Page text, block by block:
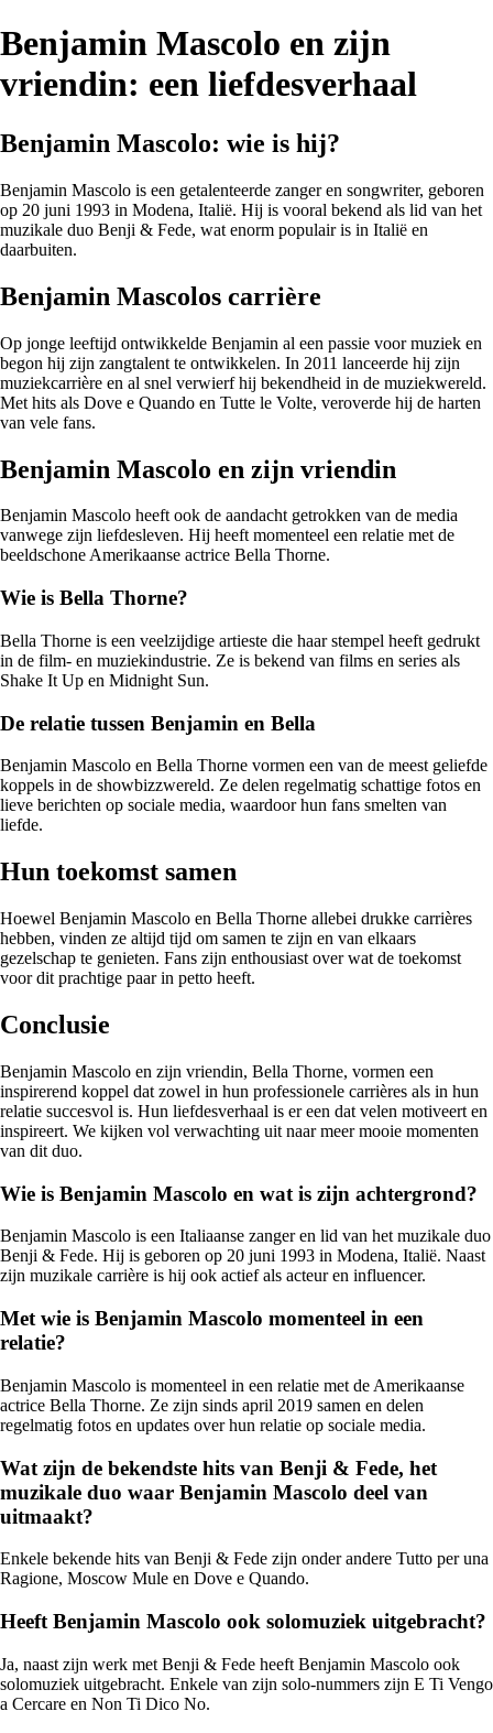
Benjamin Mascolo en zijn
vriendin: een liefdesverhaal
Benjamin Mascolo: wie is hij?
Benjamin Mascolo is een getalenteerde zanger en songwriter, geboren
op 20 juni 1993 in Modena, Italië. Hij is vooral bekend als lid van het
muzikale duo Benji & Fede, wat enorm populair is in Italië en
daarbuiten.
Benjamin Mascolos carrière
Op jonge leeftijd ontwikkelde Benjamin al een passie voor muziek en
begon hij zijn zangtalent te ontwikkelen. In 2011 lanceerde hij zijn
muziekcarrière en al snel verwierf hij bekendheid in de muziekwereld.
Met hits als Dove e Quando en Tutte le Volte, veroverde hij de harten
van vele fans.
Benjamin Mascolo en zijn vriendin
Benjamin Mascolo heeft ook de aandacht getrokken van de media
vanwege zijn liefdesleven. Hij heeft momenteel een relatie met de
beeldschone Amerikaanse actrice Bella Thorne.
Wie is Bella Thorne?
Bella Thorne is een veelzijdige artieste die haar stempel heeft gedrukt
in de film- en muziekindustrie. Ze is bekend van films en series als
Shake It Up en Midnight Sun.
De relatie tussen Benjamin en Bella
Benjamin Mascolo en Bella Thorne vormen een van de meest geliefde
koppels in de showbizzwereld. Ze delen regelmatig schattige fotos en
lieve berichten op sociale media, waardoor hun fans smelten van
liefde.
Hun toekomst samen
Hoewel Benjamin Mascolo en Bella Thorne allebei drukke carrières
hebben, vinden ze altijd tijd om samen te zijn en van elkaars
gezelschap te genieten. Fans zijn enthousiast over wat de toekomst
voor dit prachtige paar in petto heeft.
Conclusie
Benjamin Mascolo en zijn vriendin, Bella Thorne, vormen een
inspirerend koppel dat zowel in hun professionele carrières als in hun
relatie succesvol is. Hun liefdesverhaal is er een dat velen motiveert en
inspireert. We kijken vol verwachting uit naar meer mooie momenten
van dit duo.
Wie is Benjamin Mascolo en wat is zijn achtergrond?
Benjamin Mascolo is een Italiaanse zanger en lid van het muzikale duo
Benji & Fede. Hij is geboren op 20 juni 1993 in Modena, Italië. Naast
zijn muzikale carrière is hij ook actief als acteur en influencer.
Met wie is Benjamin Mascolo momenteel in een
relatie?
Benjamin Mascolo is momenteel in een relatie met de Amerikaanse
actrice Bella Thorne. Ze zijn sinds april 2019 samen en delen
regelmatig fotos en updates over hun relatie op sociale media.
Wat zijn de bekendste hits van Benji & Fede, het
muzikale duo waar Benjamin Mascolo deel van
uitmaakt?
Enkele bekende hits van Benji & Fede zijn onder andere Tutto per una
Ragione, Moscow Mule en Dove e Quando.
Heeft Benjamin Mascolo ook solomuziek uitgebracht?
Ja, naast zijn werk met Benji & Fede heeft Benjamin Mascolo ook
solomuziek uitgebracht. Enkele van zijn solo-nummers zijn E Ti Vengo
a Cercare en Non Ti Dico No.